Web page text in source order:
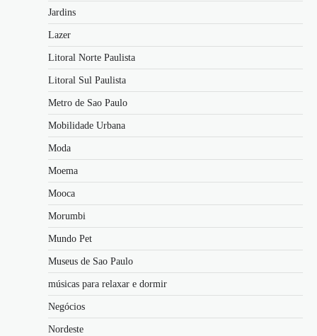
Jardins
Lazer
Litoral Norte Paulista
Litoral Sul Paulista
Metro de Sao Paulo
Mobilidade Urbana
Moda
Moema
Mooca
Morumbi
Mundo Pet
Museus de Sao Paulo
músicas para relaxar e dormir
Negócios
Nordeste